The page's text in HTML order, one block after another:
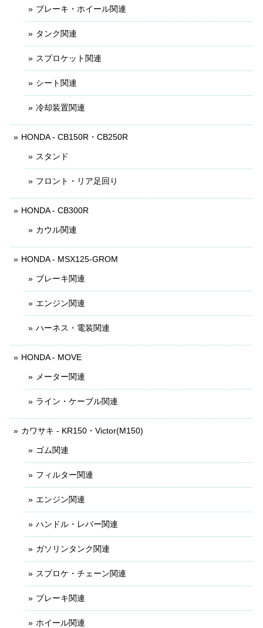
ブレーキ・ホイール関連
タンク関連
スプロケット関連
シート関連
冷却装置関連
HONDA - CB150R・CB250R
スタンド
フロント・リア足回り
HONDA - CB300R
カウル関連
HONDA - MSX125-GROM
ブレーキ関連
エンジン関連
ハーネス・電装関連
HONDA - MOVE
メーター関連
ライン・ケーブル関連
カワサキ - KR150・Victor(M150)
ゴム関連
フィルター関連
エンジン関連
ハンドル・レバー関連
ガソリンタンク関連
スプロケ・チェーン関連
ブレーキ関連
ホイール関連